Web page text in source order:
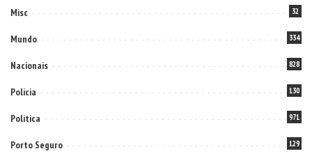
Misc 32
Mundo 334
Nacionais 828
Policia 130
Politica 971
Porto Seguro 129